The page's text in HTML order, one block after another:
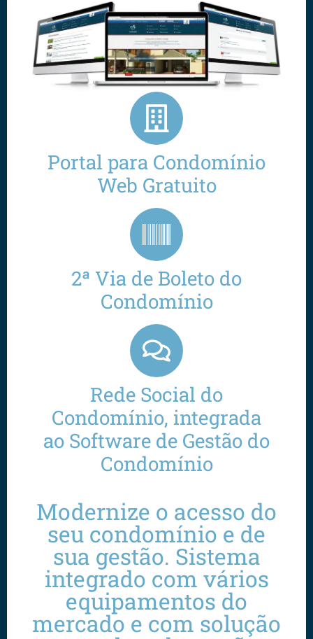
Portal para Condomínio
Web Gratuito
2ª Via de Boleto do
Condomínio
Rede Social do
Condomínio, integrada
ao Software de Gestão do
Condomínio
Modernize o acesso do
seu condomínio e de
sua gestão. Sistema
integrado com vários
equipamentos do
mercado e com solução